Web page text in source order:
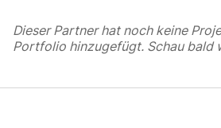
Dieser Partner hat noch keine
Portfolio hinzugefügt. Schau bald